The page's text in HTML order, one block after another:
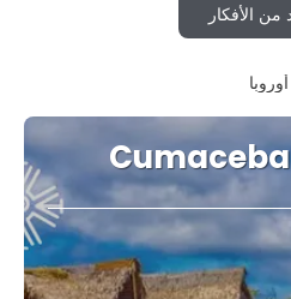
من الأفكار
أوروبا